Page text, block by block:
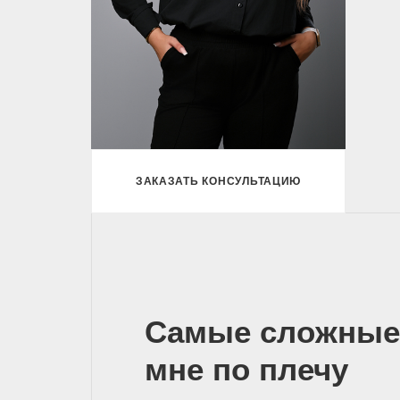
ЗАКАЗАТЬ КОНСУЛЬТАЦИЮ
Самые
мне по плечу